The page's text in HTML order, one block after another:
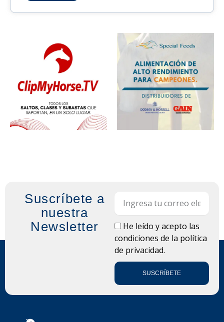
Suscríbete a
nuestra
Newsletter
LOPDHe leído y acepto las
condiciones de la política
de privacidad.
SUSCRÍBETE